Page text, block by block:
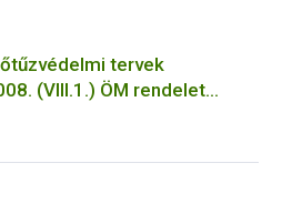
tervek
(VIII.1.) ÖM rendelet